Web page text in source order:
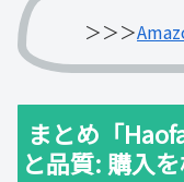
＞＞＞
まとめ「
と品質: 購入